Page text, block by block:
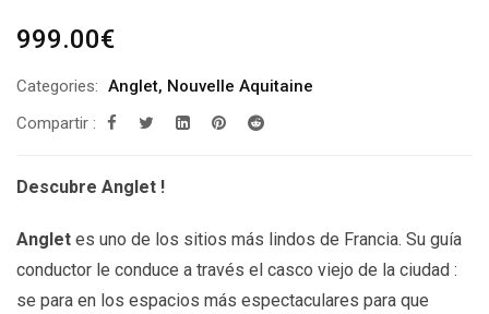
999.00€
Categories: Anglet, Nouvelle Aquitaine
Compartir :
Descubre Anglet !
Anglet es uno de los sitios más lindos de Francia. Su guía
conductor le conduce a través el casco viejo de la ciudad :
se para en los espacios más espectaculares para que